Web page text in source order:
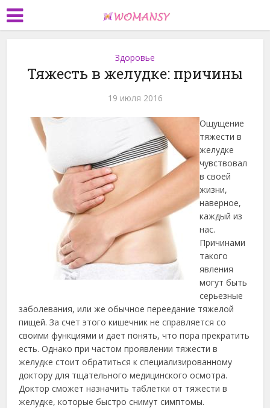
Здоровье
Тяжесть в желудке: причины
19 июля 2016
Ощущение
тяжести в
желудке
чувствовал
в своей
жизни,
наверное,
каждый из
нас.
Причинами
такого
явления
могут быть
серьезные
заболевания, или же обычное переедание тяжелой
пищей. За счет этого кишечник не справляется со
своими функциями и дает понять, что пора прекратить
есть.Однако при частом проявлении тяжести в
желудке стоит обратиться к специализированному
доктору для тщательного медицинского осмотра.
Доктор сможет назначить таблетки от тяжести в
желудке, которые быстро снимут симптомы.